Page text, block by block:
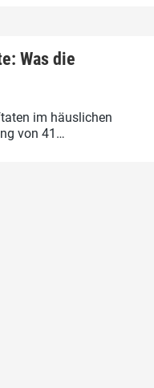
Was die
im häuslichen
von 41…